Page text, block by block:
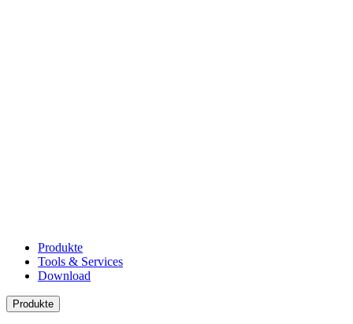
Produkte
Tools & Services
Download
Produkte